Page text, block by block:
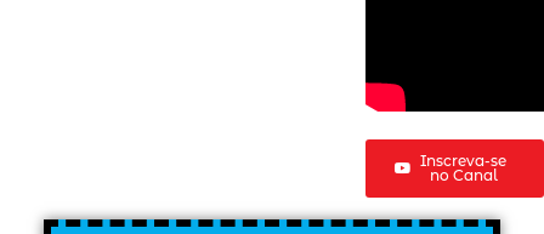
Inscreva-se
no Canal